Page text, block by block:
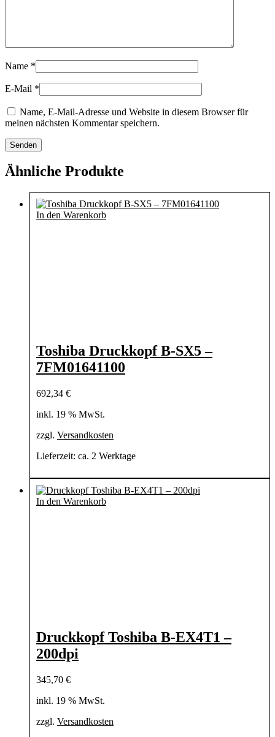
Name *
E-Mail *
Name, E-Mail-Adresse und Website in diesem Browser für
meinen nächsten Kommentar speichern.
Ähnliche Produkte
In den Warenkorb
Toshiba Druckkopf B-SX5 –
7FM01641100
692,34 €
inkl. 19 % MwSt.
zzgl. Versandkosten
Lieferzeit: ca. 2 Werktage
In den Warenkorb
Druckkopf Toshiba B-EX4T1 –
200dpi
345,70 €
inkl. 19 % MwSt.
zzgl. Versandkosten